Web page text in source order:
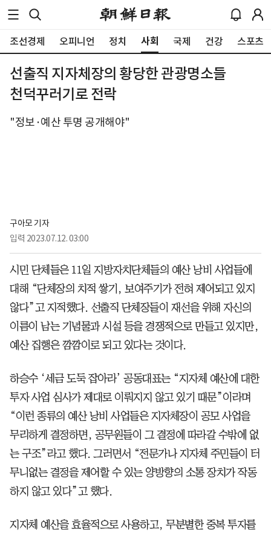
조선경제 오피니언 정치 사회 국제 건강 스포츠
선출직 지자체장의 황당한 관광명소들
천덕꾸러기로 전락
"정보·예산 투명 공개해야"
구아모 기자
입력 2023.07.12. 03:00
시민 단체들은 11일 지방자치단체들의 예산 낭비 사업들에
대해 “단체장의 치적 쌓기, 보여주기가 전혀 제어되고 있지
않다”고 지적했다. 선출직 단체장들이 재선을 위해 자신의
이름이 남는 기념물과 시설 등을 경쟁적으로 만들고 있지만,
예산 집행은 깜깜이로 되고 있다는 것이다.
하승수 ‘세금 도둑 잡아라’ 공동대표는 “지자체 예산에 대한
투자 사업 심사가 제대로 이뤄지지 않고 있기 때문”이라며
“이런 종류의 예산 낭비 사업들은 지자체장이 공모 사업을
무리하게 결정하면, 공무원들이 그 결정에 따라갈 수밖에 없
는 구조”라고 했다. 그러면서 “전문가나 지자체 주민들이 터
무니없는 결정을 제어할 수 있는 양방향의 소통 장치가 작동
하지 않고 있다”고 했다.
지자체 예산을 효율적으로 사용하고, 무분별한 중복 투자를